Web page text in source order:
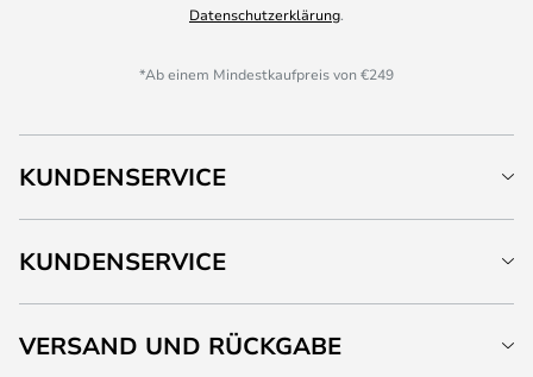
Datenschutzerklärung.
*Ab einem Mindestkaufpreis von €249
KUNDENSERVICE
KUNDENSERVICE
VERSAND UND RÜCKGABE